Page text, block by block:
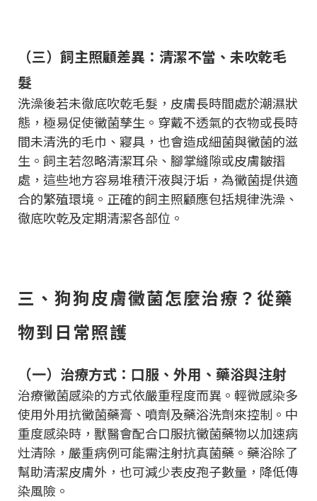
（三）飼主照顧差異：清潔不當、未吹乾毛
髮
洗澡後若未徹底吹乾毛髮，皮膚長時間處於潮濕狀
態，極易促使黴菌孳生。穿戴不透氣的衣物或長時
間未清洗的毛巾、寢具，也會造成細菌與黴菌的滋
生。飼主若忽略清潔耳朵、腳掌縫隙或皮膚皺摺
處，這些地方容易堆積汗液與汙垢，為黴菌提供適
合的繁殖環境。正確的飼主照顧應包括規律洗澡、
徹底吹乾及定期清潔各部位。
三、狗狗皮膚黴菌怎麼治療？從藥
物到日常照護
（一）治療方式：口服、外用、藥浴與注射
治療黴菌感染的方式依嚴重程度而異。輕微感染多
使用外用抗黴菌藥膏、噴劑及藥浴洗劑來控制。中
重度感染時，獸醫會配合口服抗黴菌藥物以加速病
灶清除，嚴重病例可能需注射抗真菌藥。藥浴除了
幫助清潔皮膚外，也可減少表皮孢子數量，降低傳
染風險。